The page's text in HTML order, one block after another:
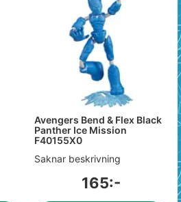
Avengers Bend & Flex Black
Panther Ice Mission
F40155X0
Saknar beskrivning
165:-